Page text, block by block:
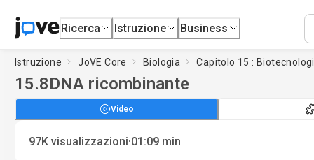
Ricerca Istruzione Business
Istruzione JoVE Core Biologia Capitolo 15 :
15.8DNA ricombinante
Video
97K visualizzazioni·01:09 min